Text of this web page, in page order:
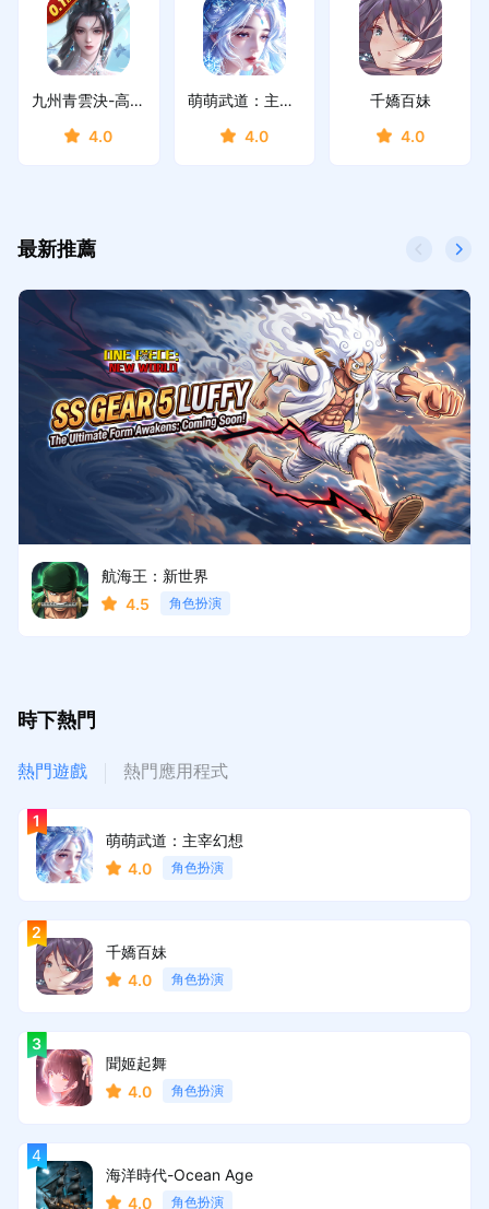
九州青雲決-高爆送真儲
4.0
萌萌武道：主宰幻想
4.0
千嬌百妹
4.0
最新推薦
航海王：新世界
4.5
角色扮演
時下熱門
熱門遊戲 熱門應用程式
萌萌武道：主宰幻想
4.0
角色扮演
千嬌百妹
4.0
角色扮演
聞姬起舞
4.0
角色扮演
海洋時代-Ocean Age
4.0
角色扮演